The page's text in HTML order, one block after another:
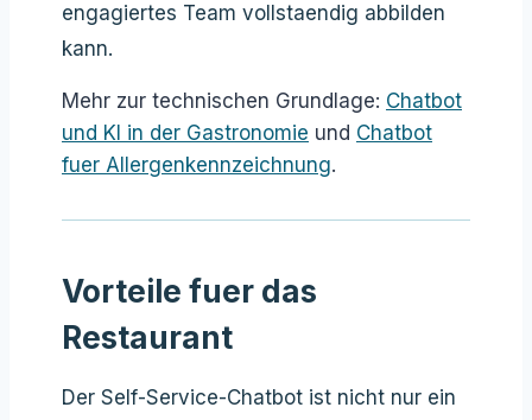
engagiertes Team vollstaendig abbilden
kann.
Mehr zur technischen Grundlage: Chatbot
und KI in der Gastronomie und Chatbot
fuer Allergenkennzeichnung.
Vorteile fuer das
Restaurant
Der Self-Service-Chatbot ist nicht nur ein